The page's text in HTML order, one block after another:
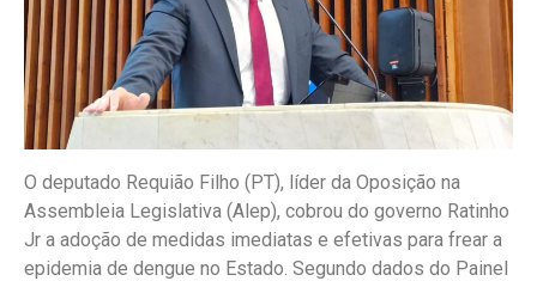
O deputado Requião Filho (PT), líder da Oposição na
Assembleia Legislativa (Alep), cobrou do governo Ratinho
Jr a adoção de medidas imediatas e efetivas para frear a
epidemia de dengue no Estado. Segundo dados do Painel